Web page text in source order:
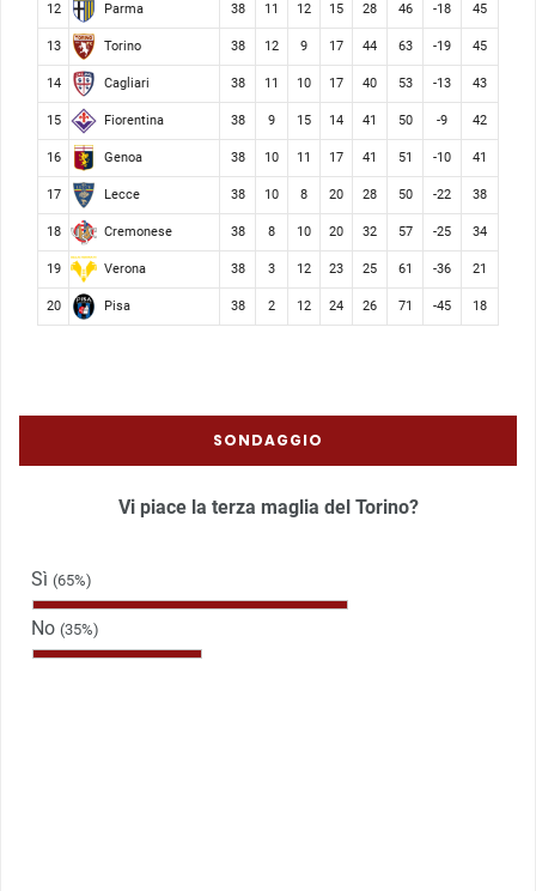
12 Parma 38 11 12 15 28 46 -18 45
13 Torino 38 12 9 17 44 63 -19 45
14 Cagliari 38 11 10 17 40 53 -13 43
15 Fiorentina 38 9 15 14 41 50 -9 42
16 Genoa 38 10 11 17 41 51 -10 41
17 Lecce 38 10 8 20 28 50 -22 38
18 Cremonese 38 8 10 20 32 57 -25 34
19 Verona 38 3 12 23 25 61 -36 21
20 Pisa 38 2 12 24 26 71 -45 18
SONDAGGIO
Vi piace la terza maglia del Torino?
Sì (65%)
No (35%)